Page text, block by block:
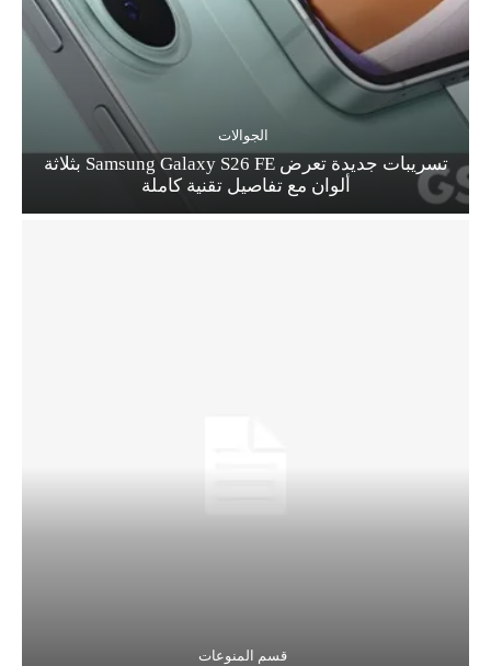
الجوالات
تسريبات جديدة تعرض Samsung Galaxy S26 FE بثلاثة
ألوان مع تفاصيل تقنية كاملة
قسم المنوعات